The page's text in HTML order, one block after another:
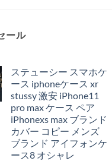
。
す。
ール
ステューシー スマホケ
ース iphoneケース xr
stussy 激安 iPhone11
pro max ケース ペア
iPhonexs max ブランド
カバー コピー メンズ
ブランド アイフォンケ
ース8 オシャレ